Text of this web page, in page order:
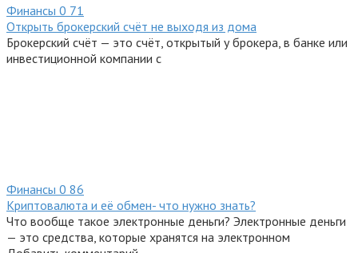
Финансы 0 71
Открыть брокерский счёт не выходя из дома
Брокерский счёт — это счёт, открытый у брокера, в банке или
инвестиционной компании с
Финансы 0 86
Криптовалюта и её обмен- что нужно знать?
Что вообще такое электронные деньги? Электронные деньги
— это средства, которые хранятся на электронном